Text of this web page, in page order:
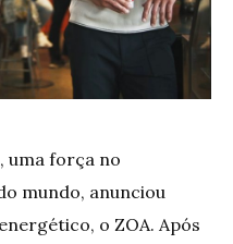
uma força no
mundo, anunciou
o ZOA. Após